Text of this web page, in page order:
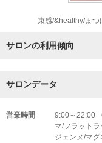
束感/&healthy/まつ
サロンの利用傾向
サロンデータ
営業時間
9:00～22:00
マ/フラット
ジェンヌ/マ